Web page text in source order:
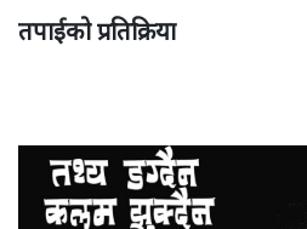
तपाईको प्रतिक्रिया